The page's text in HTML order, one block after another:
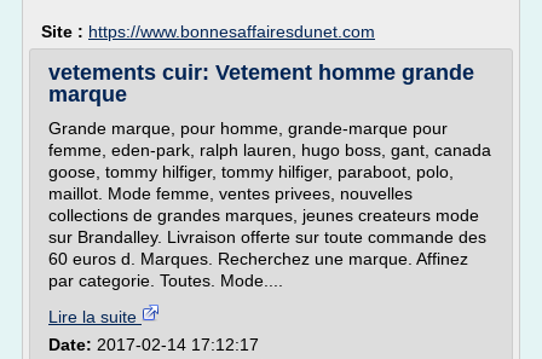
Site : https://www.bonnesaffairesdunet.com
vetements cuir: Vetement homme grande
marque
Grande marque, pour homme, grande-marque pour
femme, eden-park, ralph lauren, hugo boss, gant, canada
goose, tommy hilfiger, tommy hilfiger, paraboot, polo,
maillot. Mode femme, ventes privees, nouvelles
collections de grandes marques, jeunes createurs mode
sur Brandalley. Livraison offerte sur toute commande des
60 euros d. Marques. Recherchez une marque. Affinez
par categorie. Toutes. Mode....
Lire la suite
Date: 2017-02-14 17:12:17